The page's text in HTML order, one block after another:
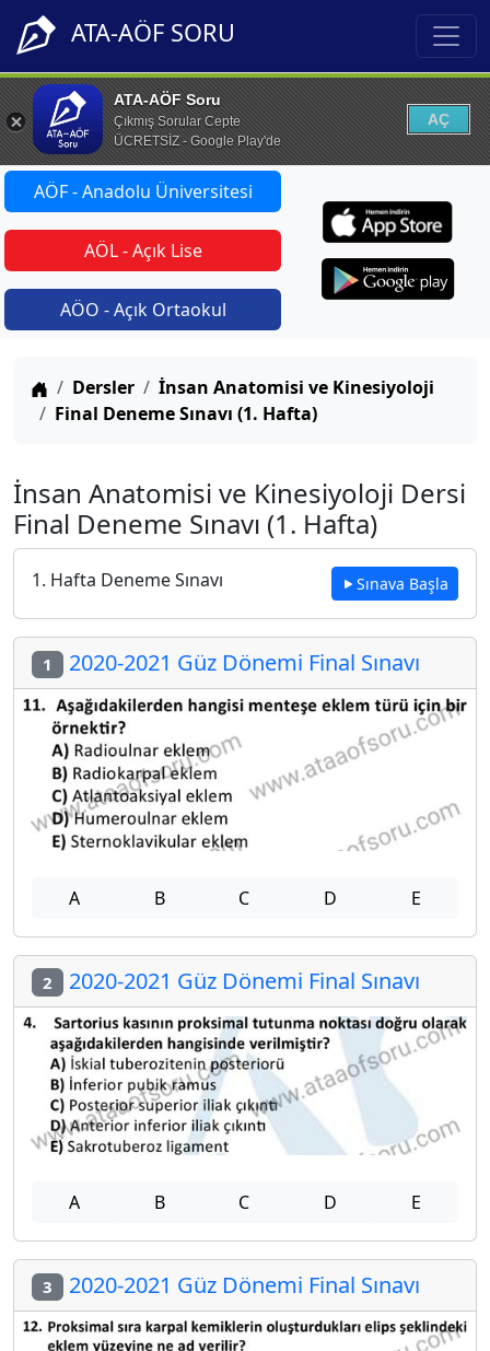
ATA-AÖF SORU
ATA-AÖF Soru
Çıkmış Sorular Cepte
ÜCRETSİZ - Google Play'de
AÇ
AÖF - Anadolu Üniversitesi
AÖL - Açık Lise
AÖO - Açık Ortaokul
Anasayfa
Dersler
İnsan Anatomisi ve Kinesiyoloji
Final Deneme Sınavı (1. Hafta)
İnsan Anatomisi ve Kinesiyoloji Dersi
Final Deneme Sınavı (1. Hafta)
1. Hafta Deneme Sınavı Sınava Başla
1 2020-2021 Güz Dönemi Final Sınavı
A B C D E
2 2020-2021 Güz Dönemi Final Sınavı
A B C D E
3 2020-2021 Güz Dönemi Final Sınavı